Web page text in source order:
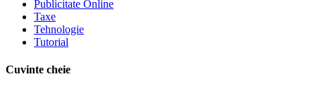
Publicitate Online
Taxe
Tehnologie
Tutorial
Cuvinte cheie